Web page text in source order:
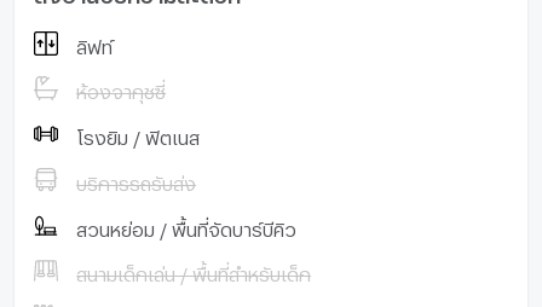
ลิฟท์
ห้องจากุชซี่
โรงยิม / ฟิตเนส
บริการรถรับส่ง
สวนหย่อม / พื้นที่จัดบาร์บีคิว
สนามเด็กเล่น / พื้นที่สำหรับเด็ก